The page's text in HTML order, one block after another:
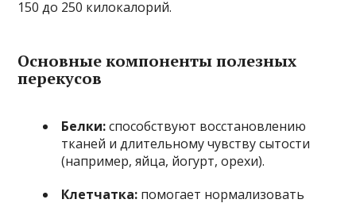
150 до 250 килокалорий.
Основные компоненты полезных
перекусов
Белки:способствуют восстановлению
тканей и длительному чувству сытости
(например, яйца, йогурт, орехи).
Клетчатка: помогает нормализовать